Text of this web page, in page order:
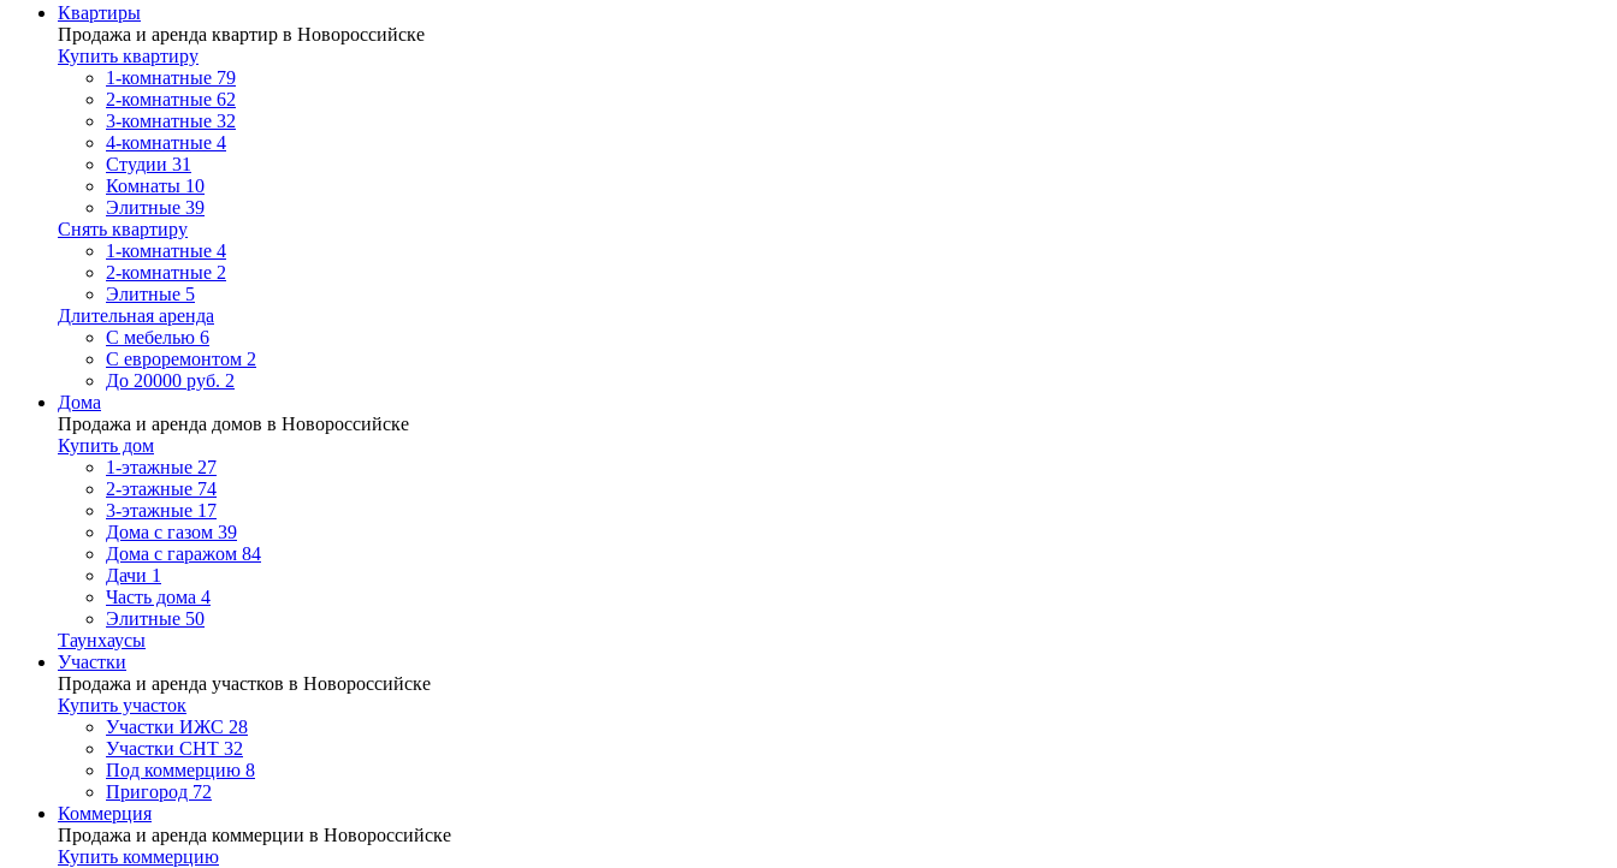
Квартиры
Продажа и аренда квартир в Новороссийске
Купить квартиру
1-комнатные 79
2-комнатные 62
3-комнатные 32
4-комнатные 4
Студии 31
Комнаты 10
Элитные 39
Снять квартиру
1-комнатные 4
2-комнатные 2
Элитные 5
Длительная аренда
С мебелью 6
С евроремонтом 2
До 20000 руб. 2
Дома
Продажа и аренда домов в Новороссийске
Купить дом
1-этажные 27
2-этажные 74
3-этажные 17
Дома с газом 39
Дома с гаражом 84
Дачи 1
Часть дома 4
Элитные 50
Таунхаусы
Участки
Продажа и аренда участков в Новороссийске
Купить участок
Участки ИЖС 28
Участки СНТ 32
Под коммерцию 8
Пригород 72
Коммерция
Продажа и аренда коммерции в Новороссийске
Купить коммерцию